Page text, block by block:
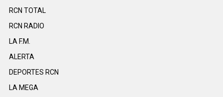
RCN TOTAL
RCN RADIO
LA F.M.
ALERTA
DEPORTES RCN
LA MEGA